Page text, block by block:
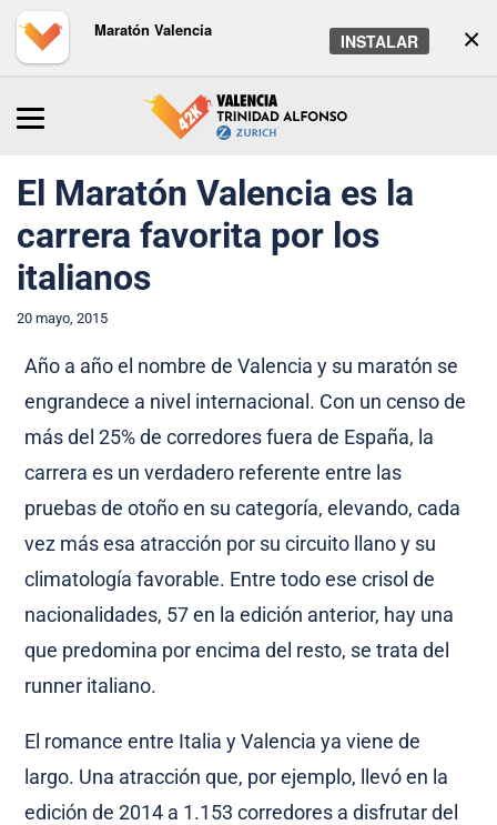
×
Maratón Valencia
INSTALAR
Noticias
El Maratón Valencia es la
carrera favorita por los
italianos
20 mayo, 2015
Año a año el nombre de Valencia y su maratón se
engrandece a nivel internacional. Con un censo de
más del 25% de corredores fuera de España, la
carrera es un verdadero referente entre las
pruebas de otoño en su categoría, elevando, cada
vez más esa atracción por su circuito llano y su
climatología favorable. Entre todo ese crisol de
nacionalidades, 57 en la edición anterior, hay una
que predomina por encima del resto, se trata del
runner italiano.
El romance entre Italia y Valencia ya viene de
largo. Una atracción que, por ejemplo, llevó en la
edición de 2014 a 1.153 corredores a disfrutar del